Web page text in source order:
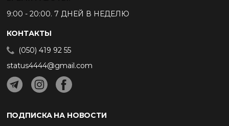
9:00 - 20:00. 7 ДНЕЙ В НЕДЕЛЮ
КОНТАКТЫ
(050) 419 92 55
status4444@gmail.com
ПОДПИСКА НА НОВОСТИ